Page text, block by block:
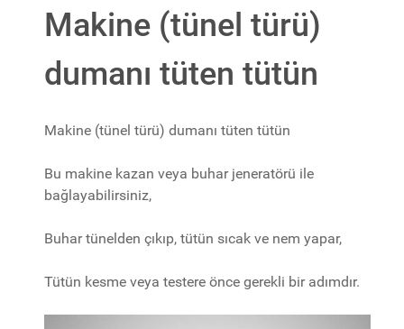
Makine (tünel türü)
dumanı tüten tütün
Makine (tünel türü) dumanı tüten tütün
Bu makine kazan veya buhar jeneratörü ile
bağlayabilirsiniz,
Buhar tünelden çıkıp, tütün sıcak ve nem yapar,
Tütün kesme veya testere önce gerekli bir adımdır.